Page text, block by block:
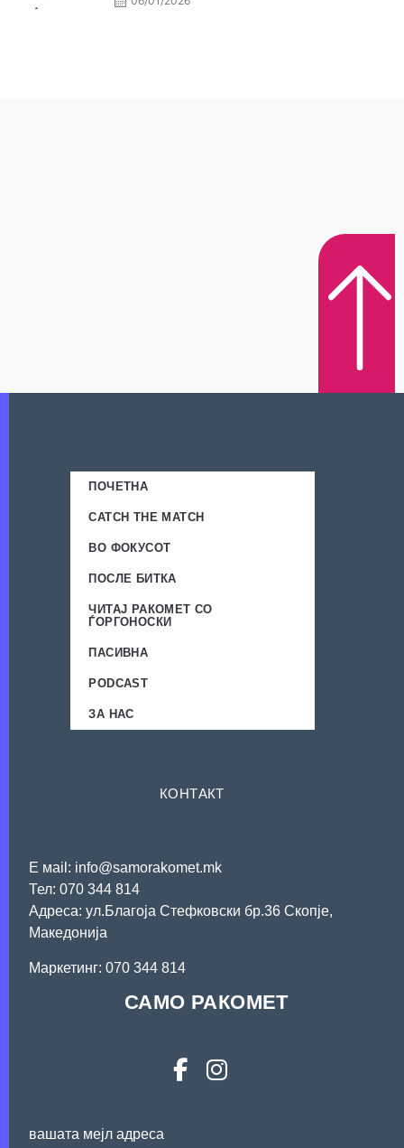
ПОЧЕТНА
CATCH THE MATCH
ВО ФОКУСОТ
ПОСЛЕ БИТКА
ЧИТАЈ РАКОМЕТ СО
ЃОРГОНОСКИ
ПАСИВНА
PODCAST
ЗА НАС
КОНТАКТ
Е мail: info@samorakomet.mk
Тел: 070 344 814
Адреса: ул.Благоја Стефковски бр.36 Скопје,
Македонија
Mаркетинг: 070 344 814
САМО РАКОМЕТ
вашата мејл адреса